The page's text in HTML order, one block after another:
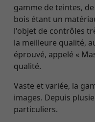
gamme de teintes,
bois étant un
l'objet de contrôles
la meilleure qualité,
éprouvé, appelé «
qualité.
Vaste et variée, la
images. Depuis
particuliers.